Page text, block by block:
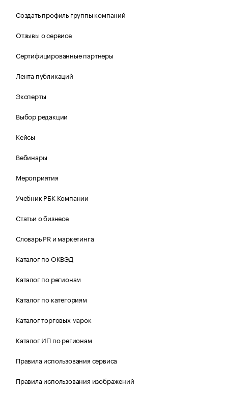
Создать профиль группы компаний
Отзывы о сервисе
Сертифицированные партнеры
Лента публикаций
Эксперты
Выбор редакции
Кейсы
Вебинары
Мероприятия
Учебник РБК Компании
Статьи о бизнесе
Словарь PR и маркетинга
Каталог по ОКВЭД
Каталог по регионам
Каталог по категориям
Каталог торговых марок
Каталог ИП по регионам
Правила использования сервиса
Правила использования изображений